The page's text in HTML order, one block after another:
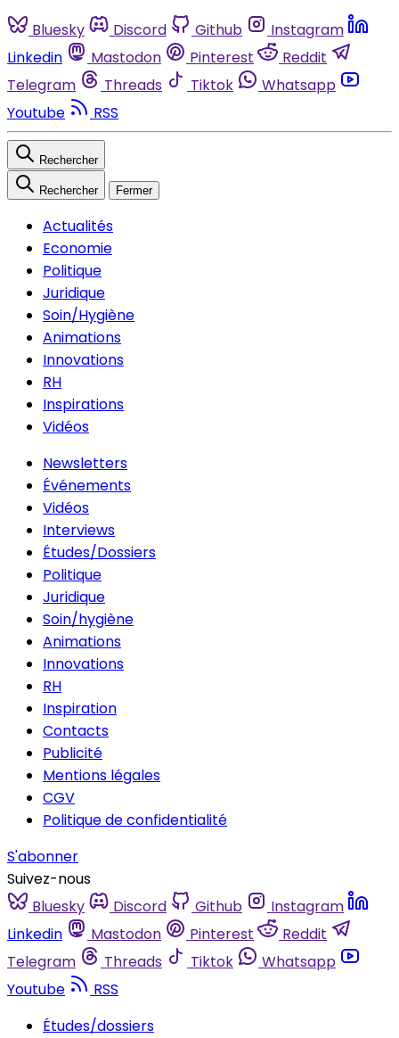
Bluesky Discord Github
Instagram
Linkedin
Mastodon Pinterest
Reddit
Telegram
Threads Tiktok
Whatsapp
Youtube
RSS
Rechercher
Rechercher Fermer
Actualités
Economie
Politique
Juridique
Soin/Hygiène
Animations
Innovations
RH
Inspirations
Vidéos
Newsletters
Événements
Vidéos
Interviews
Études/Dossiers
Politique
Juridique
Soin/hygiène
Animations
Innovations
RH
Inspiration
Contacts
Publicité
Mentions légales
CGV
Politique de confidentialité
S'abonner
Suivez-nous
Bluesky
Discord Github
Instagram
Linkedin
Mastodon Pinterest
Reddit
Telegram
Threads Tiktok
Whatsapp
Youtube
RSS
Études/dossiers